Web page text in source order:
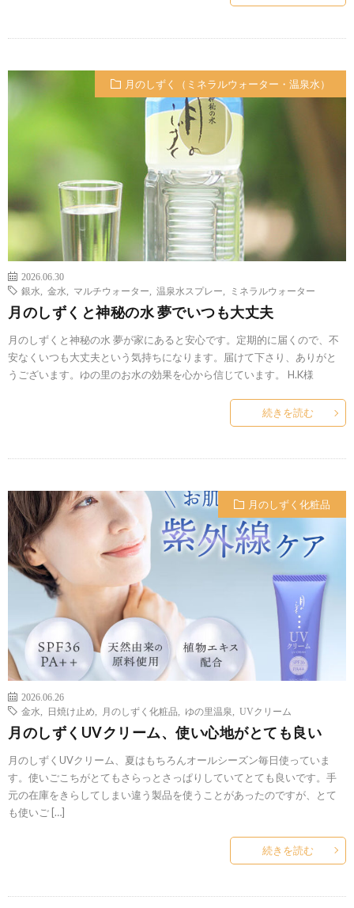
月のしずく（ミネラルウォーター・温泉水）
2026.06.30
銀水
金水 マルチウォーター 温泉水スプレー ミネラルウォーター
月のしずくと神秘の水 夢でいつも大丈夫
月のしずくと神秘の水 夢が家にあると安心です。定期的に届くので、不
安なくいつも大丈夫という気持ちになります。届けて下さり、ありがと
うございます。ゆの里のお水の効果を心から信じています。 H.K様
続きを読む
月のしずく化粧品
2026.06.26
金水
日焼け止め 月のしずく化粧品 ゆの里温泉 UVクリーム
月のしずくUVクリーム、使い心地がとても良い
月のしずくUVクリーム、夏はもちろんオールシーズン毎日使っていま
す。使いごこちがとてもさらっとさっぱりしていてとても良いです。手
元の在庫をきらしてしまい違う製品を使うことがあったのですが、とて
も使いご […]
続きを読む